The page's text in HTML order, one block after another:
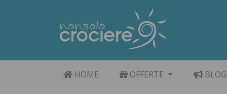
HOME OFFERTE BLOG